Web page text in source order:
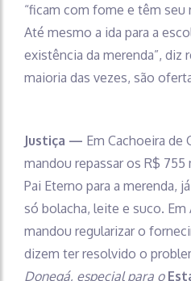
“ficam com fome e têm
Até mesmo a ida para a
existência da merenda”, diz
maioria das vezes, são
Justiça — Em Cachoeira de
mandou repassar os R$
Pai Eterno para a merenda,
só bolacha, leite e suco. Em
mandou regularizar o
dizem ter resolvido o
Donegá, especial para o